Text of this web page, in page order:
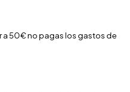
a 50€ no pagas los gastos de